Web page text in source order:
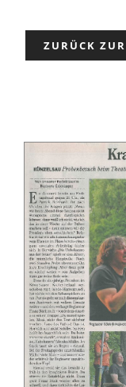
ZURÜCK